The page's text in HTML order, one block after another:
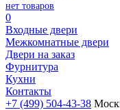
нет товаров
0
Входные двери
Межкомнатные двери
Двери на заказ
Фурнитура
Кухни
Контакты
+7 (499) 504-43-38